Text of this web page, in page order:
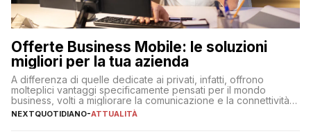
Offerte Business Mobile: le soluzioni
migliori per la tua azienda
A differenza di quelle dedicate ai privati, infatti, offrono
molteplici vantaggi specificamente pensati per il mondo
business, volti a migliorare la comunicazione e la connettività
degli utenti
NEXTQUOTIDIANO-ATTUALITÀ